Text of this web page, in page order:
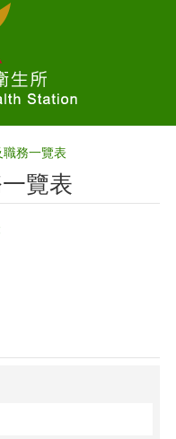
職務一覽表
覽表